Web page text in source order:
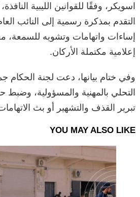
اسويكر، وفقًا للقوانين الليبية
التقدم بمذكرة رسمية إلى النائب
إساءات واتهامات وتشويه للسمعة،
إعلامية مكتملة الأركان.
وفي ختام بيانها، دعت لجنة الحكام
التحلي بالمهنية والمسؤولية، وضبط
تبرير القذف والتشهير أو بث
YOU MAY ALSO LIKE